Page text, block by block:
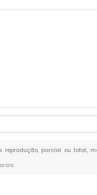
reprodução, parcial ou total,
.